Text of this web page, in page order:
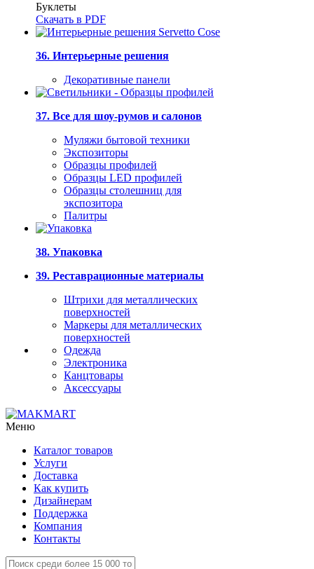
Буклеты
Скачать в PDF
36. Интерьерные решения
Декоративные панели
37. Все для шоу-румов и салонов
Муляжи бытовой техники
Экспозиторы
Образцы профилей
Образцы LED профилей
Образцы столешниц для
экспозитора
Палитры
38. Упаковка
39. Реставрационные материалы
Штрихи для металлических
поверхностей
Маркеры для металлических
поверхностей
Одежда
Электроника
Канцтовары
Аксессуары
Меню
Каталог товаров
Услуги
Доставка
Как купить
Дизайнерам
Поддержка
Компания
Контакты